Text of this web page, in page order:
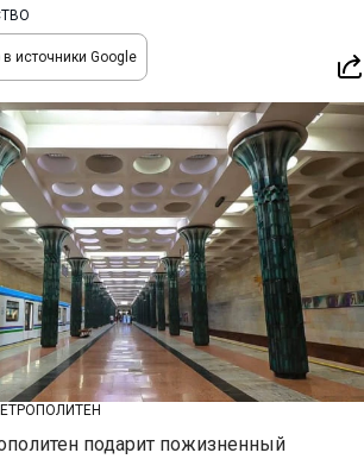
источники Google
подарит пожизненный